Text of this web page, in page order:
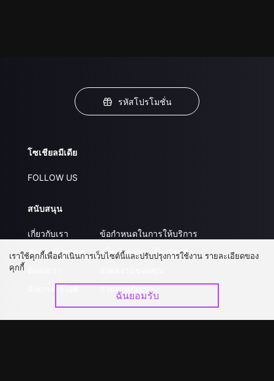
รหัสโปรโมชั่น
โซเชียลมีเดีย
FOLLOW US
สนับสนุน
เกี่ยวกับเรา
คำถามที่พบบ่อย
ข้อกำหนดในการให้บริการ
นโยบายความเป็นส่วนตัว
เราใช้คุกกี้เพื่อดำเนินการเว็บไซต์นี้และปรับปรุงการใช้งาน รายละเอียดของ
คุกกี้
ฉันยอมรับ